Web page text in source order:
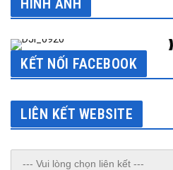
KẾT NỐI FACEBOOK
LIÊN KẾT WEBSITE